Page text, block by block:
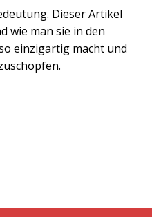
Dieser Artikel
wie man sie in den
einzigartig macht und